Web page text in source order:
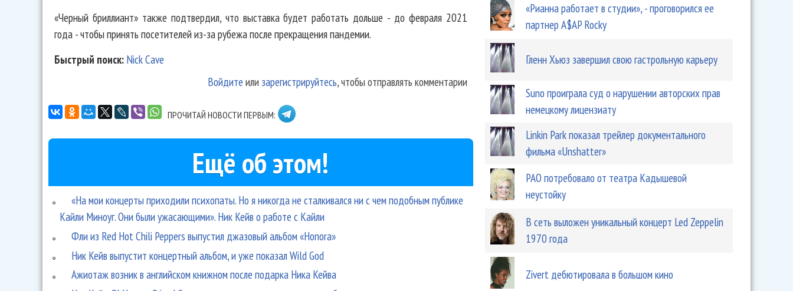
«Черный бриллиант» также подтвердил, что выставка будет работать дольше - до февраля 2021
года - чтобы принять посетителей из-за рубежа после прекращения пандемии.
Быстрый поиск: Nick Cave
Войдите или зарегистрируйтесь, чтобы отправлять комментарии
ПРОЧИТАЙ НОВОСТИ ПЕРВЫМ:
Ещё об этом!
«На мои концерты приходили психопаты. Но я никогда не сталкивался ни с чем подобным публике
Кайли Миноуг. Они были ужасающими». Ник Кейв о работе с Кайли
Фли из Red Hot Chili Peppers выпустил джазовый альбом «Honora»
Ник Кейв выпустит концертный альбом, и уже показал Wild God
Ажиотаж возник в английском книжном после подарка Ника Кейва
«Рианна работает в студии», - проговорился ее
партнер A$AP Rocky
Гленн Хьюз завершил свою гастрольную карьеру
Suno проиграла суд о нарушении авторских прав
немецкому лицензиату
Linkin Park показал трейлер документального
фильма «Unshatter»
РАО потребовало от театра Кадышевой
неустойку
В сеть выложен уникальный концерт Led Zeppelin
1970 года
Zivert дебютировала в большом кино